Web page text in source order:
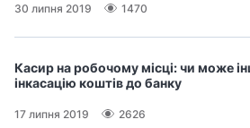
30 липня 2019 1470
Касир на робочому місці: чи може
інкасацію коштів до банку
17 липня 2019 2626